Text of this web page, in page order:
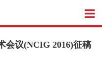
会议(NCIG 2016)征稿